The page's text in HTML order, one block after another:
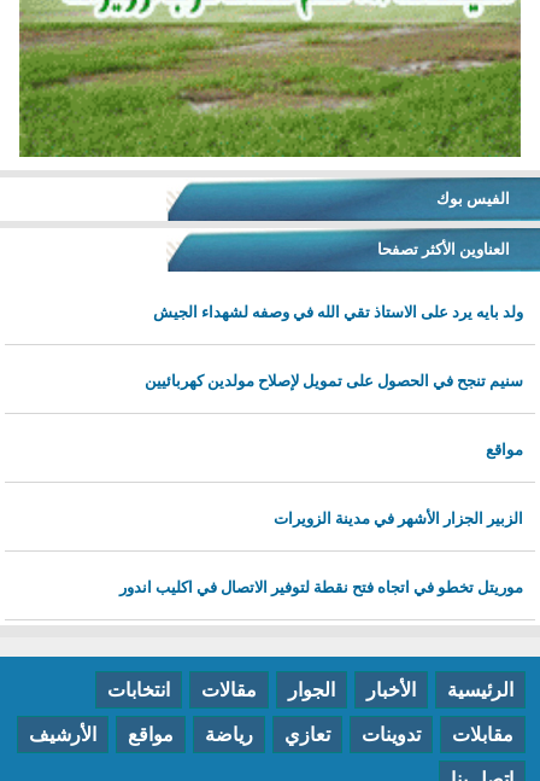
الفيس بوك
العناوين الأكثر تصفحا
ولد بايه يرد على الاستاذ تقي الله في وصفه لشهداء الجيش
سنيم تنجح في الحصول على تمويل لإصلاح مولدين كهربائيين
مواقع
الزبير الجزار الأشهر في مدينة الزويرات
موريتل تخطو في اتجاه فتح نقطة لتوفير الاتصال في اكليب اندور
الرئيسية الأخبار الجوار مقالات انتخابات
مقابلات تدوينات تعازي رياضة مواقع الأرشيف